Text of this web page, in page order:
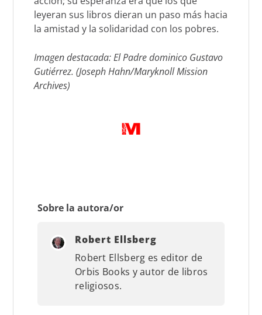
leyeran sus libros dieran un paso más hacia
la amistad y la solidaridad con los pobres.
Imagen destacada: El Padre dominico Gustavo
Gutiérrez. (Joseph Hahn/Maryknoll Mission
Archives)
Sobre la autora/or
Robert Ellsberg
Robert Ellsberg es editor de
Orbis Books y autor de libros
religiosos.